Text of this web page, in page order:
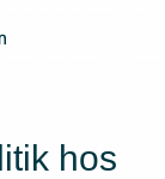
hos